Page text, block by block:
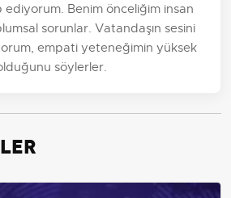
Benim önceliğim insan
sorunlar. Vatandaşın sesini
empati yeteneğimin yüksek
söylerler.